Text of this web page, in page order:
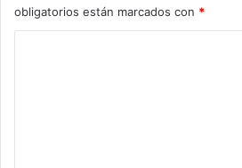
obligatorios están marcados con *